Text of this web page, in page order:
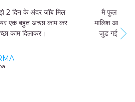
सकती थी, और मुझे मां और बच्चे की
के साथ फ्रीलांसर की तरह
सिर्फ 4 घंटे काम करके भी 20000-
SHARMA